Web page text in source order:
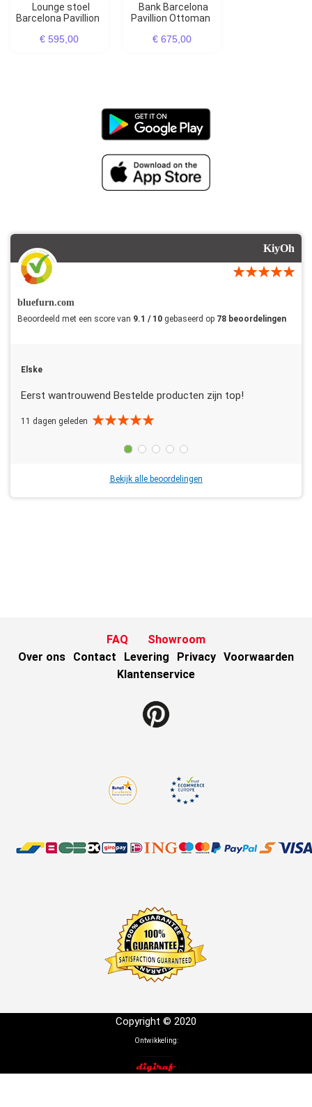
Lounge stoel
Barcelona Pavillion
€ 595,00
Bank Barcelona
Pavillion Ottoman
€ 675,00
KiyOh
bluefurn.com
Beoordeeld met een score van 9.1 / 10 gebaseerd op 78 beoordelingen
Elske
Eerst wantrouwend Bestelde producten zijn top!
11 dagen geleden
Bekijk alle beoordelingen
FAQ
Showroom
Over ons
Contact Levering Privacy Voorwaarden
Klantenservice
Copyright © 2020
Ontwikkeling: